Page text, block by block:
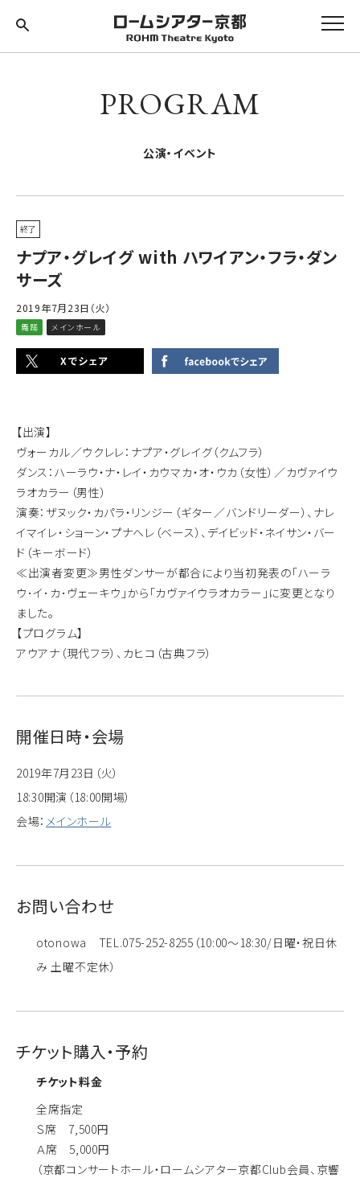
PROGRAM
公演・イベント
終了
ナプア・グレイグ with ハワイアン・フラ・ダン
サーズ
2019年7月23日（火）
舞踊 メインホール
【出演】
ヴォーカル／ウクレレ：ナプア・グレイグ（クムフラ）
ダンス：ハーラウ・ナ・レイ・カウマカ・オ・ウカ（女性）／カヴァイウ
ラオカラー（男性）
演奏：ザヌック・カパラ・リンジー（ギター／バンドリーダー）、ナレ
イマイレ・ショーン・プナヘレ（ベース）、デイビッド・ネイサン・バー
ド（キーボード）
≪出演者変更≫男性ダンサーが都合により当初発表の｢ハーラ
ウ･イ･カ･ヴェーキウ｣から｢カヴァイウラオカラー｣に変更となり
ました。
【プログラム】
アウアナ（現代フラ）、カヒコ（古典フラ）
開催日時・会場
2019年7月23日（火）
18:30開演（18:00開場）
会場： メインホール
お問い合わせ
otonowa TEL.075-252-8255（10:00～18:30/日曜・祝日休
み 土曜不定休）
チケット購入・予約
チケット料金
全席指定
Ｓ席 7,500円
Ａ席 5,000円
（京都コンサートホール・ロームシアター京都Club会員、京響